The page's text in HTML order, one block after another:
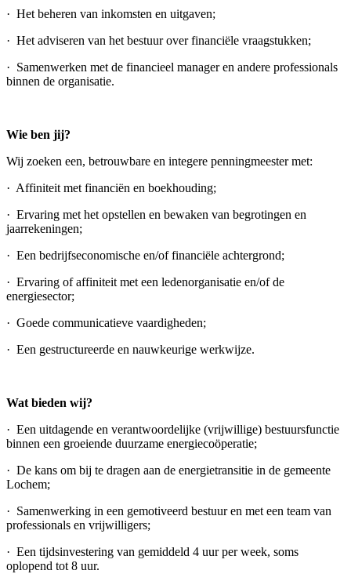
· Het beheren van inkomsten en uitgaven;
· Het adviseren van het bestuur over financiële vraagstukken;
· Samenwerken met de financieel manager en andere professionals
binnen de organisatie.
Wie ben jij?
Wij zoeken een, betrouwbare en integere penningmeester met:
· Affiniteit met financiën en boekhouding;
· Ervaring met het opstellen en bewaken van begrotingen en
jaarrekeningen;
· Een bedrijfseconomische en/of financiële achtergrond;
· Ervaring of affiniteit met een ledenorganisatie en/of de
energiesector;
· Goede communicatieve vaardigheden;
· Een gestructureerde en nauwkeurige werkwijze.
Wat bieden wij?
· Een uitdagende en verantwoordelijke (vrijwillige) bestuursfunctie
binnen een groeiende duurzame energiecoöperatie;
· De kans om bij te dragen aan de energietransitie in de gemeente
Lochem;
· Samenwerking in een gemotiveerd bestuur en met een team van
professionals en vrijwilligers;
· Een tijdsinvestering van gemiddeld 4 uur per week, soms
oplopend tot 8 uur.